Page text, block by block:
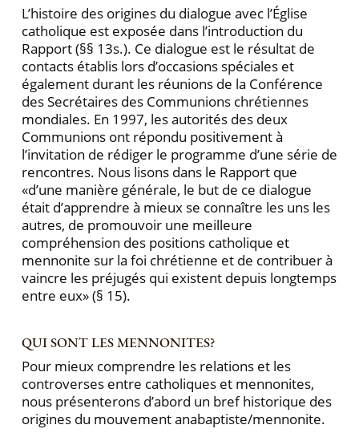
L’histoire des origines du dialogue avec l’Église
catholique est exposée dans l’introduction du
Rapport (§§ 13s.). Ce dialogue est le résultat de
contacts établis lors d’occasions spéciales et
également durant les réunions de la Conférence
des Secrétaires des Communions chrétiennes
mondiales. En 1997, les autorités des deux
Communions ont répondu positivement à
l’invitation de rédiger le programme d’une série de
rencontres. Nous lisons dans le Rapport que
«d’une manière générale, le but de ce dialogue
était d’apprendre à mieux se connaître les uns les
autres, de promouvoir une meilleure
compréhension des positions catholique et
mennonite sur la foi chrétienne et de contribuer à
vaincre les préjugés qui existent depuis longtemps
entre eux» (§ 15).
QUI SONT LES MENNONITES?
Pour mieux comprendre les relations et les
controverses entre catholiques et mennonites,
nous présenterons d’abord un bref historique des
origines du mouvement anabaptiste/mennonite.